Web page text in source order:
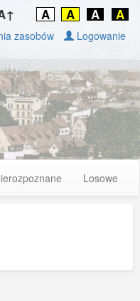
A A A A
zasobów Logowanie
Losowe